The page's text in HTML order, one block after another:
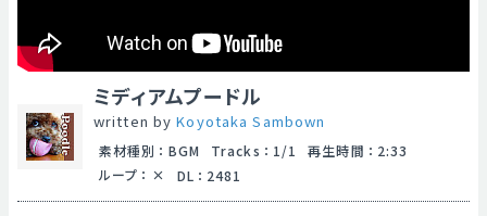
ミディアムプードル
written byKoyotaka Sambown
素材種別 ： BGM Tracks ： 1/1 再生時間 ： 2:33
ループ ： DL ： 2481